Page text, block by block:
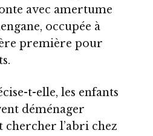
avec amertume
occupée à
première pour
t-elle, les enfants
déménager
chercher l’abri chez